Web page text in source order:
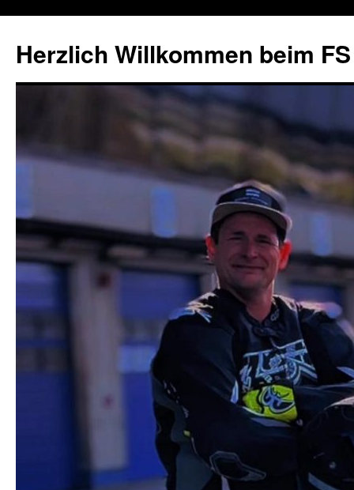
Herzlich Willkommen beim